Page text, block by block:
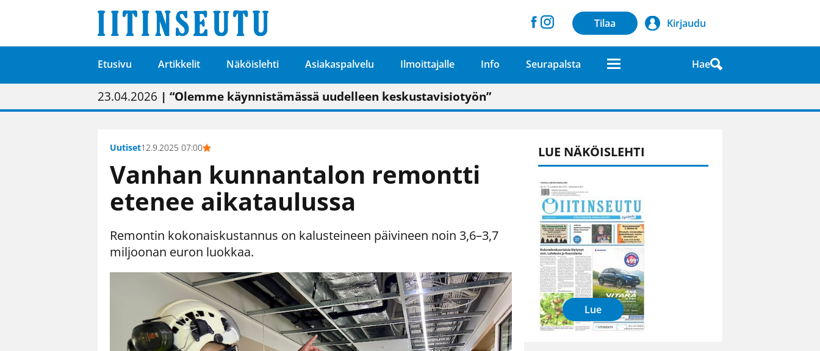
Tilaa Kirjaudu
Etusivu Artikkelit Näköislehti Asiakaspalvelu Ilmoittajalle Info Seurapalsta Hae
01.02.2026 | Painon vaihtumisen pitäisi näkyä hieman parempana painojäljen laatuna lehdessä
05.02.2026 | Uudistettu kunnantalo on valoisa
23.04.2026 | “Olemme käynnistämässä uudelleen keskustavisiotyön”
09.05.2026| "Maalla on totuttu elämään omavaraisemmin kuin kaupungissa"
Uutiset12.9.2025 07:00
Vanhan kunnantalon remontti
etenee aikataulussa
Remontin kokonaiskustannus on kalusteineen päivineen noin 3,6–3,7
miljoonan euron luokkaa.
LUE NÄKÖISLEHTI
Lue